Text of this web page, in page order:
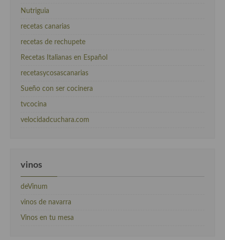
Nutriguia
recetas canarias
recetas de rechupete
Recetas Italianas en Español
recetasycosascanarias
Sueño con ser cocinera
tvcocina
velocidadcuchara.com
vinos
deVinum
vinos de navarra
Vinos en tu mesa